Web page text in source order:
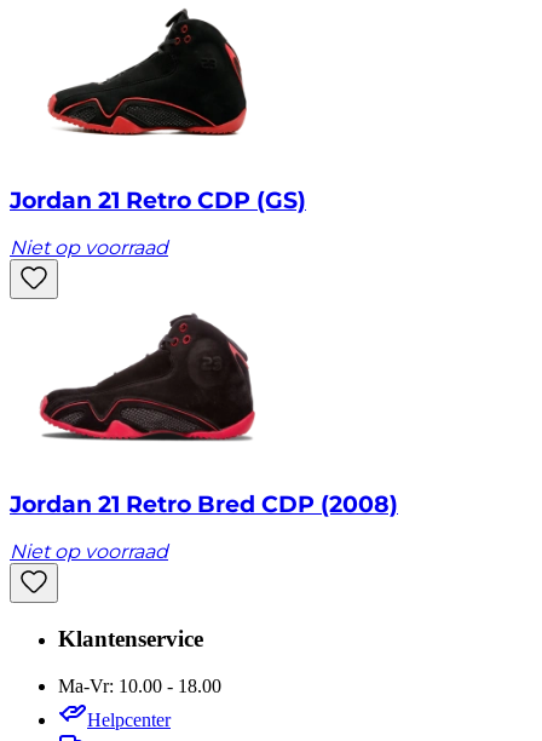
Jordan 21 Retro CDP (GS)
Niet op voorraad
Jordan 21 Retro Bred CDP (2008)
Niet op voorraad
Klantenservice
Ma-Vr: 10.00 - 18.00
Helpcenter